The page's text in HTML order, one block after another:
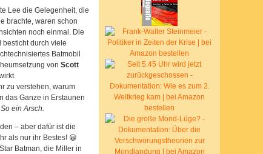
Lee die Gelegenheit, die
brachte, waren schon
noch einmal. Die
besticht durch viele
Batmobil
von Scott
zu verstehen, warum
das Ganze in Erstaunen
ein Arsch.
– aber dafür ist die
als nur ihr Bestes! 😀
Batman, die Miller in